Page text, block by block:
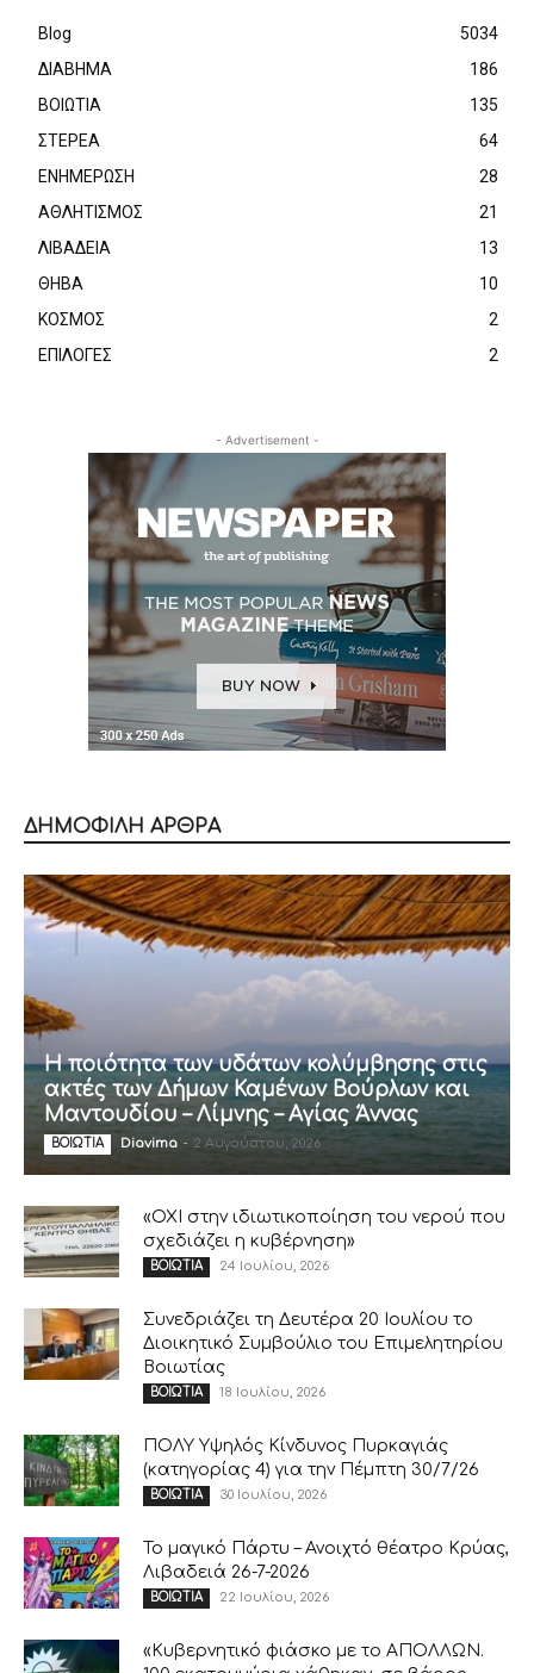
Blog
5034
ΔΙΑΒΗΜΑ
186
ΒΟΙΩΤΙΑ
135
ΣΤΕΡΕΑ
64
ΕΝΗΜΕΡΩΣΗ
28
ΑΘΛΗΤΙΣΜΟΣ
21
ΛΙΒΑΔΕΙΑ
13
ΘΗΒΑ
10
ΚΟΣΜΟΣ
2
ΕΠΙΛΟΓΕΣ
2
- Advertisement -
ΔΗΜΟΦΙΛΗ ΑΡΘΡΑ
Η ποιότητα των υδάτων κολύμβησης στις
ακτές των Δήμων Καμένων Βούρλων και
Μαντουδίου – Λίμνης – Αγίας Άννας
ΒΟΙΩΤΙΑ Diavima - 2 Αυγούστου, 2026
«ΟΧΙ στην ιδιωτικοποίηση του νερού που
σχεδιάζει η κυβέρνηση»
ΒΟΙΩΤΙΑ 24 Ιουλίου, 2026
Συνεδριάζει τη Δευτέρα 20 Ιουλίου το
Διοικητικό Συμβούλιο του Επιμελητηρίου
Βοιωτίας
ΒΟΙΩΤΙΑ 18 Ιουλίου, 2026
ΠΟΛΥ Υψηλός Κίνδυνος Πυρκαγιάς
(κατηγορίας 4) για την Πέμπτη 30/7/26
ΒΟΙΩΤΙΑ 30 Ιουλίου, 2026
Το μαγικό Πάρτυ – Ανοιχτό θέατρο Κρύας,
Λιβαδειά 26-7-2026
ΒΟΙΩΤΙΑ 22 Ιουλίου, 2026
«Κυβερνητικό φιάσκο με το ΑΠΟΛΛΩΝ.